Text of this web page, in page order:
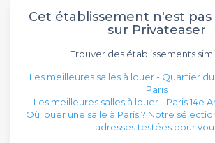
Cet établissement n'est
sur Privateaser
Trouver des établissements
Les meilleures salles à louer - Quartier
Paris
Les meilleures salles à louer - Paris 14e
Où louer une salle à Paris ? Notre
adresses testées pour